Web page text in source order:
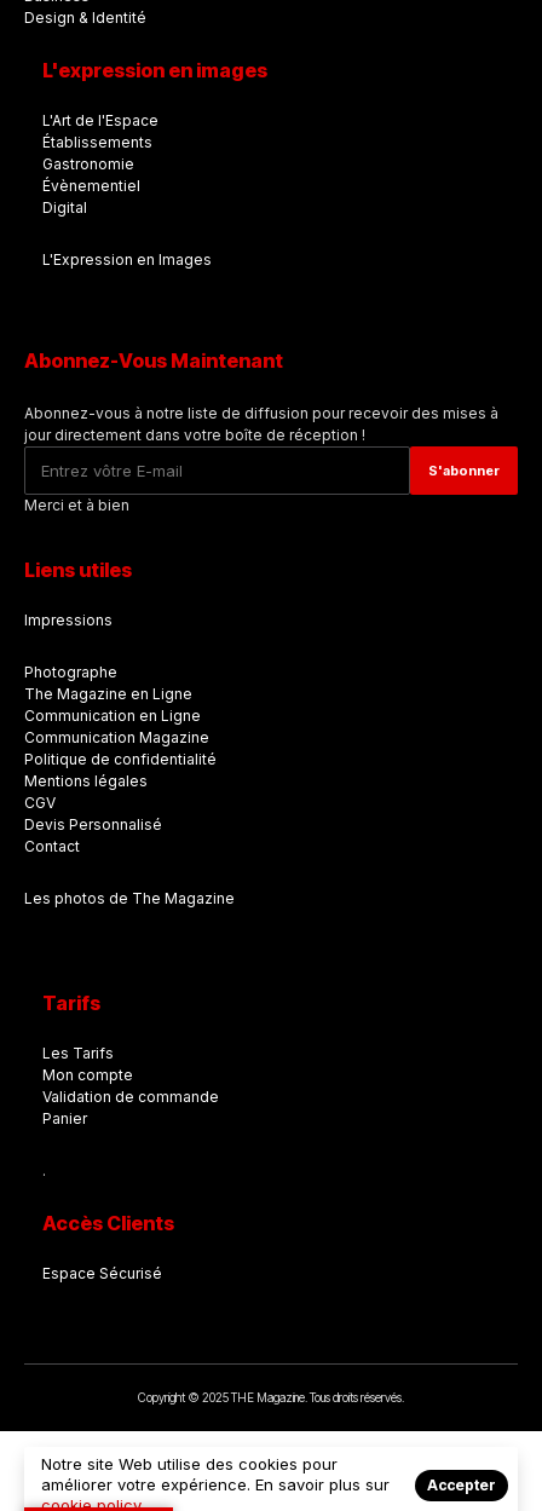
Design & Identité
L'expression en images
L'Art de l'Espace
Établissements
Gastronomie
Évènementiel
Digital
L'Expression en Images
Abonnez-Vous Maintenant
Abonnez-vous à notre liste de diffusion pour recevoir des mises à
jour directement dans votre boîte de réception !
Merci et à bien
Liens utiles
Impressions
Photographe
The Magazine en Ligne
Communication en Ligne
Communication Magazine
Politique de confidentialité
Mentions légales
CGV
Devis Personnalisé
Contact
Les photos de The Magazine
Tarifs
Les Tarifs
Mon compte
Validation de commande
Panier
.
Accès Clients
Espace Sécurisé
Copyright © 2025 THE Magazine. Tous droits réservés.
Notre site Web utilise des cookies pour
améliorer votre expérience. En savoir plus sur
cookie policy
Accepter